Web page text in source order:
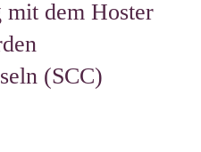
dem Hoster
(SCC)